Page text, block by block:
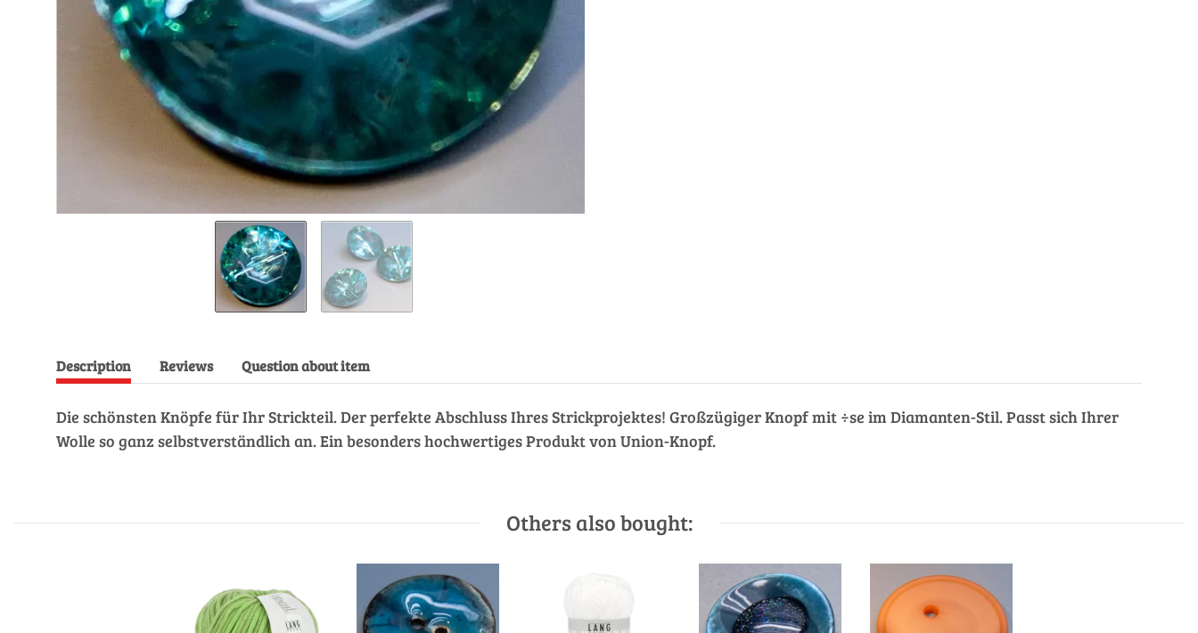
Description Reviews Question about item
Die schönsten Knöpfe für Ihr Strickteil. Der perfekte Abschluss Ihres Strickprojektes! Großzügiger Knopf mit ÷se im Diamanten-Stil. Passt sich Ihrer
Wolle so ganz selbstverständlich an. Ein besonders hochwertiges Produkt von Union-Knopf.
Others also bought: